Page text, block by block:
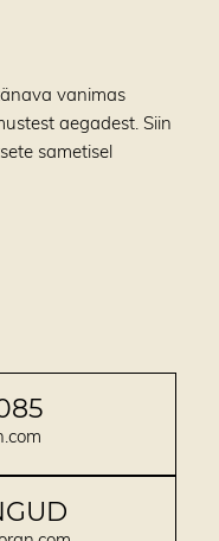
vanimas
aegadest. Siin
sametisel